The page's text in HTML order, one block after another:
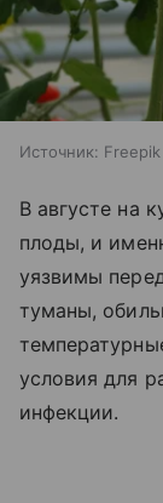
Источник: Freepik
В августе на
плоды, и
уязвимы
туманы,
условия для
инфекции.